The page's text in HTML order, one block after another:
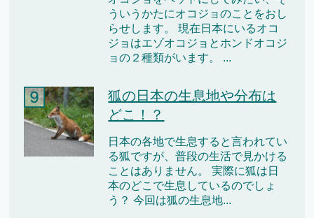
ういうかたにオコジョのことをおし
らせします。 現在日本にいるオコ
ジョはエゾオコジョとホンドオコジ
ョの２種類がいます。 ...
狐の日本の生息地や分布は
どこ！？
日本の各地で生息すると言われてい
る狐ですが、普段の生活で見かける
ことはありません。 実際に狐は日
本のどこで生息しているのでしょ
う？ 今回は狐の生息地...